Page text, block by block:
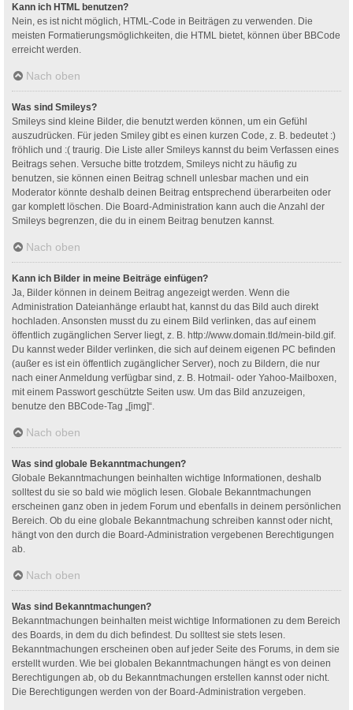
Kann ich HTML benutzen?
Nein, es ist nicht möglich, HTML-Code in Beiträgen zu verwenden. Die
meisten Formatierungsmöglichkeiten, die HTML bietet, können über BBCode
erreicht werden.
Nach oben
Was sind Smileys?
Smileys sind kleine Bilder, die benutzt werden können, um ein Gefühl
auszudrücken. Für jeden Smiley gibt es einen kurzen Code, z. B. bedeutet :)
fröhlich und :( traurig. Die Liste aller Smileys kannst du beim Verfassen eines
Beitrags sehen. Versuche bitte trotzdem, Smileys nicht zu häufig zu
benutzen, sie können einen Beitrag schnell unlesbar machen und ein
Moderator könnte deshalb deinen Beitrag entsprechend überarbeiten oder
gar komplett löschen. Die Board-Administration kann auch die Anzahl der
Smileys begrenzen, die du in einem Beitrag benutzen kannst.
Nach oben
Kann ich Bilder in meine Beiträge einfügen?
Ja, Bilder können in deinem Beitrag angezeigt werden. Wenn die
Administration Dateianhänge erlaubt hat, kannst du das Bild auch direkt
hochladen. Ansonsten musst du zu einem Bild verlinken, das auf einem
öffentlich zugänglichen Server liegt, z. B. http://www.domain.tld/mein-bild.gif.
Du kannst weder Bilder verlinken, die sich auf deinem eigenen PC befinden
(außer es ist ein öffentlich zugänglicher Server), noch zu Bildern, die nur
nach einer Anmeldung verfügbar sind, z. B. Hotmail- oder Yahoo-Mailboxen,
mit einem Passwort geschützte Seiten usw. Um das Bild anzuzeigen,
benutze den BBCode-Tag „[img]“.
Nach oben
Was sind globale Bekanntmachungen?
Globale Bekanntmachungen beinhalten wichtige Informationen, deshalb
solltest du sie so bald wie möglich lesen. Globale Bekanntmachungen
erscheinen ganz oben in jedem Forum und ebenfalls in deinem persönlichen
Bereich. Ob du eine globale Bekanntmachung schreiben kannst oder nicht,
hängt von den durch die Board-Administration vergebenen Berechtigungen
ab.
Nach oben
Was sind Bekanntmachungen?
Bekanntmachungen beinhalten meist wichtige Informationen zu dem Bereich
des Boards, in dem du dich befindest. Du solltest sie stets lesen.
Bekanntmachungen erscheinen oben auf jeder Seite des Forums, in dem sie
erstellt wurden. Wie bei globalen Bekanntmachungen hängt es von deinen
Berechtigungen ab, ob du Bekanntmachungen erstellen kannst oder nicht.
Die Berechtigungen werden von der Board-Administration vergeben.